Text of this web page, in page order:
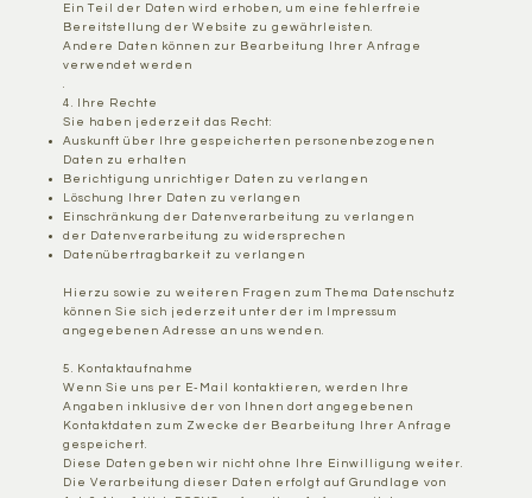
Ein Teil der Daten wird erhoben, um eine fehlerfreie
Bereitstellung der Website zu gewährleisten.
Andere Daten können zur Bearbeitung Ihrer Anfrage
verwendet werden
4. Ihre Rechte
Sie haben jederzeit das Recht:
Auskunft über Ihre gespeicherten personenbezogenen
Daten zu erhalten
Berichtigung unrichtiger Daten zu verlangen
Löschung Ihrer Daten zu verlangen
Einschränkung der Datenverarbeitung zu verlangen
der Datenverarbeitung zu widersprechen
Datenübertragbarkeit zu verlangen
Hierzu sowie zu weiteren Fragen zum Thema Datenschutz
können Sie sich jederzeit unter der im Impressum
angegebenen Adresse an uns wenden.
5. Kontaktaufnahme
Wenn Sie uns per E-Mail kontaktieren, werden Ihre
Angaben inklusive der von Ihnen dort angegebenen
Kontaktdaten zum Zwecke der Bearbeitung Ihrer Anfrage
gespeichert.
Diese Daten geben wir nicht ohne Ihre Einwilligung weiter.
Die Verarbeitung dieser Daten erfolgt auf Grundlage von